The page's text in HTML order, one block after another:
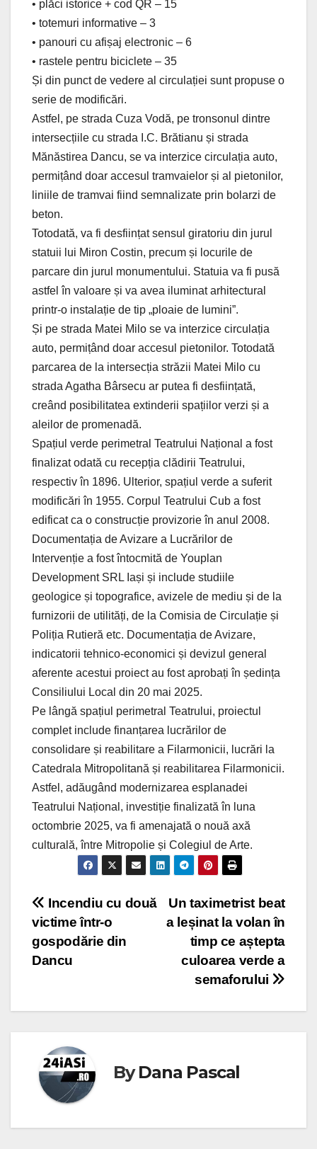
• plăci istorice + cod QR – 15
• totemuri informative – 3
• panouri cu afișaj electronic – 6
• rastele pentru biciclete – 35
Și din punct de vedere al circulației sunt propuse o
serie de modificări.
Astfel, pe strada Cuza Vodă, pe tronsonul dintre
intersecțiile cu strada I.C. Brătianu și strada
Mănăstirea Dancu, se va interzice circulația auto,
permițând doar accesul tramvaielor și al pietonilor,
liniile de tramvai fiind semnalizate prin bolarzi de
beton.
Totodată, va fi desființat sensul giratoriu din jurul
statuii lui Miron Costin, precum și locurile de
parcare din jurul monumentului. Statuia va fi pusă
astfel în valoare și va avea iluminat arhitectural
printr-o instalație de tip „ploaie de lumini”.
Și pe strada Matei Milo se va interzice circulația
auto, permițând doar accesul pietonilor. Totodată
parcarea de la intersecția străzii Matei Milo cu
strada Agatha Bârsecu ar putea fi desființată,
creând posibilitatea extinderii spațiilor verzi și a
aleilor de promenadă.
Spațiul verde perimetral Teatrului Național a fost
finalizat odată cu recepția clădirii Teatrului,
respectiv în 1896. Ulterior, spațiul verde a suferit
modificări în 1955. Corpul Teatrului Cub a fost
edificat ca o construcție provizorie în anul 2008.
Documentația de Avizare a Lucrărilor de
Intervenție a fost întocmită de Youplan
Development SRL Iași și include studiile
geologice și topografice, avizele de mediu și de la
furnizorii de utilități, de la Comisia de Circulație și
Poliția Rutieră etc. Documentația de Avizare,
indicatorii tehnico-economici și devizul general
aferente acestui proiect au fost aprobați în ședința
Consiliului Local din 20 mai 2025.
Pe lângă spațiul perimetral Teatrului, proiectul
complet include finanțarea lucrărilor de
consolidare și reabilitare a Filarmonicii, lucrări la
Catedrala Mitropolitană și reabilitarea Filarmonicii.
Astfel, adăugând modernizarea esplanadei
Teatrului Național, investiție finalizată în luna
octombrie 2025, va fi amenajată o nouă axă
culturală, între Mitropolie și Colegiul de Arte.
Post
navigation
Un taximetrist beat
a leșinat la volan în
timp ce aștepta
culoarea verde a
semaforului
Incendiu cu două
victime într-o
gospodărie din
Dancu
ByDana Pascal